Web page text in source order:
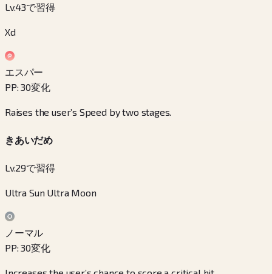
Lv.43で習得
Xd
エスパー
PP:30変化
Raises the user’s Speed by two stages.
きあいだめ
Lv.29で習得
Ultra Sun Ultra Moon
ノーマル
PP:30変化